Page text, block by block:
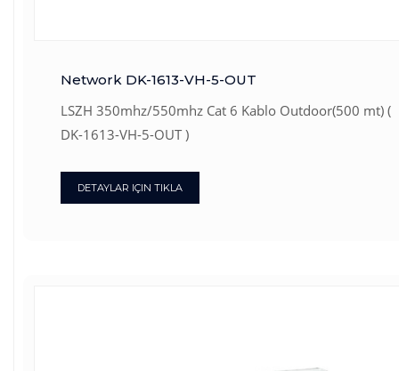
Network DK-1613-VH-5-OUT
LSZH 350mhz/550mhz Cat 6 Kablo Outdoor(500 mt) (
DK-1613-VH-5-OUT )
DETAYLAR IÇIN TIKLA